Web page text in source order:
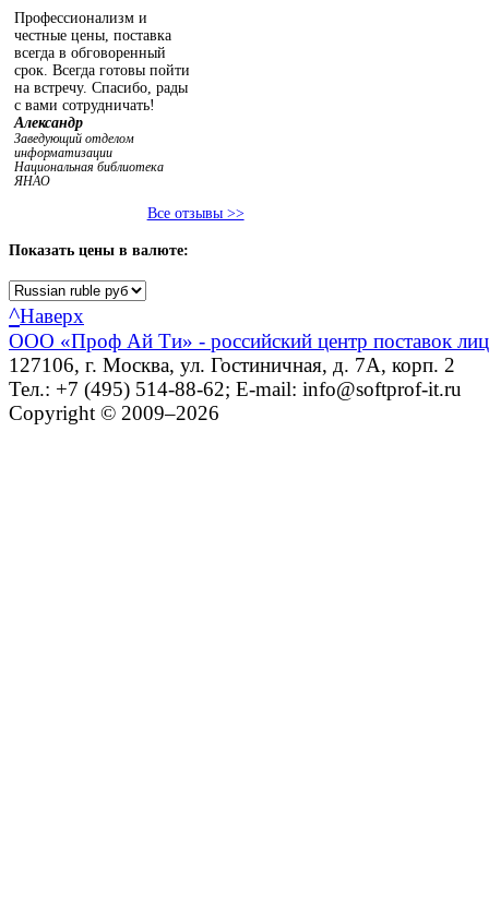
Профессионализм и
честные цены, поставка
всегда в обговоренный
срок. Всегда готовы пойти
на встречу. Спасибо, рады
с вами сотрудничать!
Александр
Заведующий отделом
информатизации
Национальная библиотека
ЯНАО
Все отзывы >>
Показать цены в валюте:
^Наверх
ООО «Проф Ай Ти» - российский центр поставок
127106, г. Москва, ул. Гостиничная, д. 7А, корп. 2
Тел.: +7 (495) 514-88-62; E-mail: info@softprof-it.ru
Copyright © 2009–2026